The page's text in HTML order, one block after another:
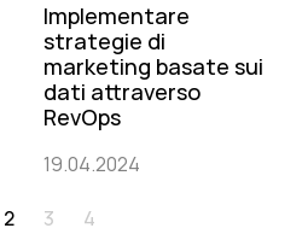
Implementare
strategie di
marketing basate sui
dati attraverso
RevOps
19.04.2024
2 3 4